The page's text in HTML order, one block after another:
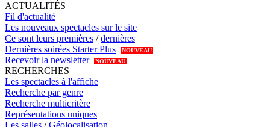
ACTUALITÉS
Fil d'actualité
Les nouveaux spectacles sur le site
Ce sont leurs premières /dernières
Dernières soirées Starter Plus
NOUVEAU
Recevoir la newsletter NOUVEAU
RECHERCHES
Les spectacles à l'affiche
Recherche par genre
Recherche multicritère
Représentations uniques